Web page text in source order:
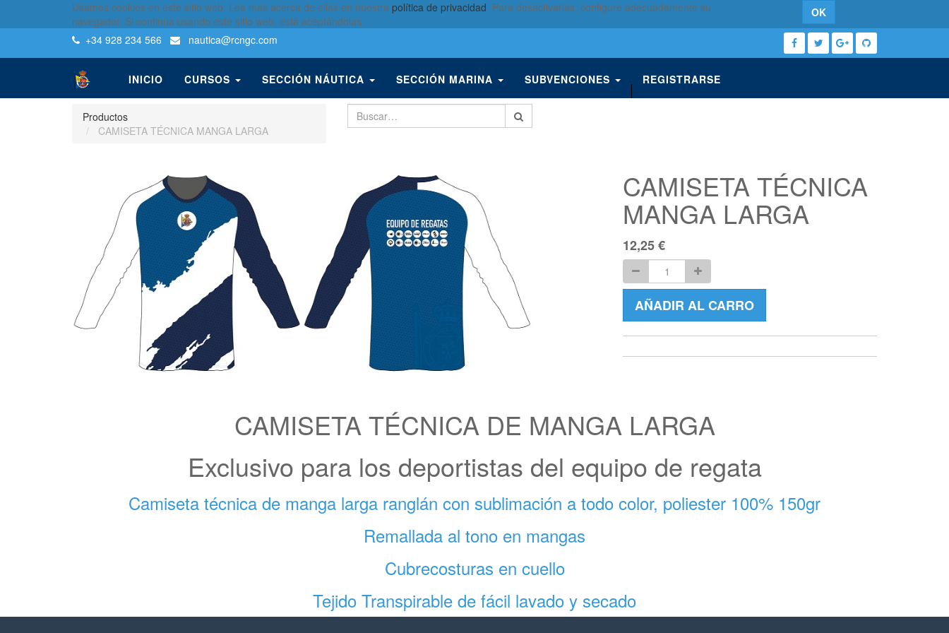
Usamos cookies en este sitio web. Lea más acerca de ellas en nuestra política de privacidad. Para desactivarlas, configure adecuadamente su
navegador. Si continúa usando este sitio web, está aceptándolas.
OK
+34 928 234 566
nautica@rcngc.com
INICIO CURSOS SECCIÓN NÁUTICA SECCIÓN MARINA SUBVENCIONES REGISTRARSE
Productos
CAMISETA TÉCNICA MANGA LARGA
CAMISETA TÉCNICA
MANGA LARGA
12,25€
AÑADIR AL CARRO
CAMISETA TÉCNICA DE MANGA LARGA
Exclusivo para los deportistas del equipo de regata
Camiseta técnica de manga larga ranglán con sublimación a todo color, poliester 100% 150gr
Remallada al tono en mangas
Cubrecosturas en cuello
Tejido Transpirable de fácil lavado y secado